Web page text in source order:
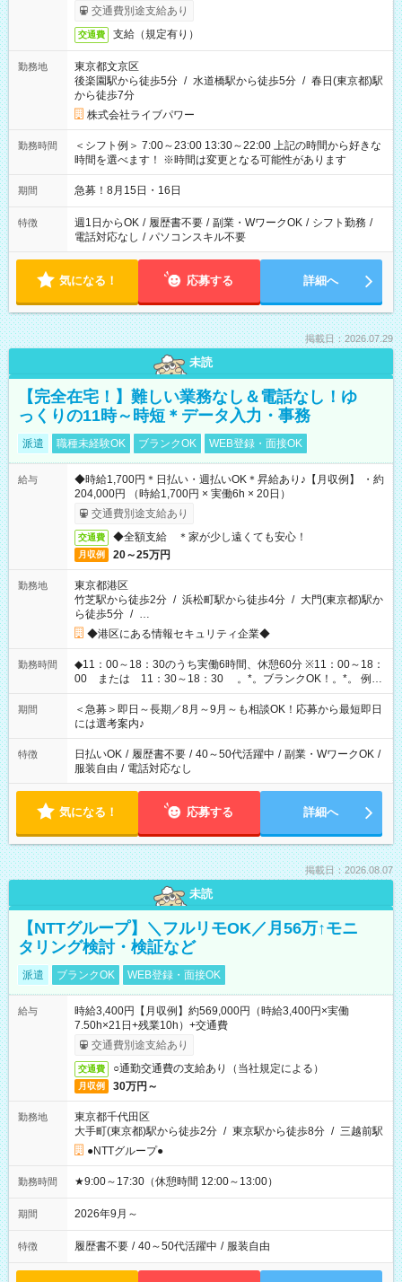
交通費別途支給あり
交通費 支給（規定有り）
勤務地
東京都文京区
後楽園駅から徒歩5分 / 水道橋駅から徒歩5分 / 春日(東京都)駅
から徒歩7分
株式会社ライブパワー
勤務時間
＜シフト例＞ 7:00～23:00 13:30～22:00 上記の時間から好きな
時間を選べます！ ※時間は変更となる可能性があります
期間 急募！8月15日・16日
特徴 週1日からOK / 履歴書不要 / 副業・WワークOK / シフト勤務 /
電話対応なし / パソコンスキル不要
気になる！ 応募する 詳細へ
掲載日：2026.07.29
未読
【完全在宅！】難しい業務なし＆電話なし！ゆ
っくりの11時～時短＊データ入力・事務
派遣 職種未経験OK ブランクOK WEB登録・面接OK
給与
◆時給1,700円＊日払い・週払いOK＊昇給あり♪【月収例】 ・約
204,000円 （時給1,700円 × 実働6h × 20日）
交通費別途支給あり
交通費 ◆全額支給 ＊家が少し遠くても安心！
月収例 20～25万円
勤務地
東京都港区
竹芝駅から徒歩2分 / 浜松町駅から徒歩4分 / 大門(東京都)駅か
ら徒歩5分 / …
◆港区にある情報セキュリティ企業◆
勤務時間
◆11：00～18：30のうち実働6時間、休憩60分 ※11：00～18：
00 または 11：30～18：30 。*。ブランクOK！。*。 例え
ば前職が、 在宅/財団法人/事務/コールセンター/受付/販売/カフェ
スタッフ スイーツ販売/ホテルフロント/化粧品販売/など 様々な
業界から入社して活躍されています♪
期間
＜急募＞即日～長期／8月～9月～も相談OK！応募から最短即日
には選考案内♪
特徴 日払いOK / 履歴書不要 / 40～50代活躍中 / 副業・WワークOK /
服装自由 / 電話対応なし
気になる！ 応募する 詳細へ
掲載日：2026.08.07
未読
【NTTグループ】＼フルリモOK／月56万↑モニ
タリング検討・検証など
派遣 ブランクOK WEB登録・面接OK
給与
時給3,400円【月収例】約569,000円（時給3,400円×実働
7.50h×21日+残業10h）+交通費
交通費別途支給あり
交通費 ○通勤交通費の支給あり（当社規定による）
月収例 30万円～
勤務地
東京都千代田区
大手町(東京都)駅から徒歩2分 / 東京駅から徒歩8分 / 三越前駅
●NTTグループ●
勤務時間 ★9:00～17:30（休憩時間 12:00～13:00）
期間 2026年9月～
特徴 履歴書不要 / 40～50代活躍中 / 服装自由